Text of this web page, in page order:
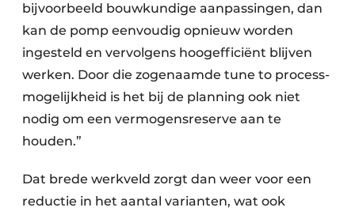
bijvoorbeeld bouwkundige aanpassingen, dan
kan de pomp eenvoudig opnieuw worden
ingesteld en vervolgens hoogefficiënt blijven
werken. Door die zogenaamde tune to process-
mogelijkheid is het bij de planning ook niet
nodig om een vermogensreserve aan te
houden.”
Dat brede werkveld zorgt dan weer voor een
reductie in het aantal varianten, wat ook